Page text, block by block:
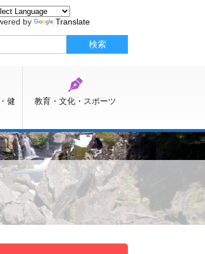
by Translate
健
教育・文化・スポーツ